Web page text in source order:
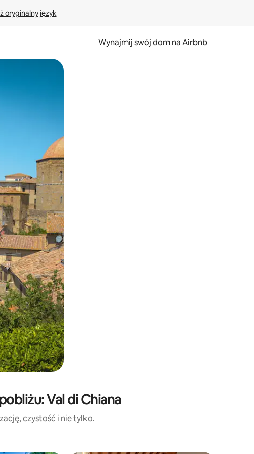
oryginalny język
Wynajmij swój dom na Airbnb
je za pomocą gestów dotykowych lub przesuwania.
Val di Chiana
czystość i nie tylko.